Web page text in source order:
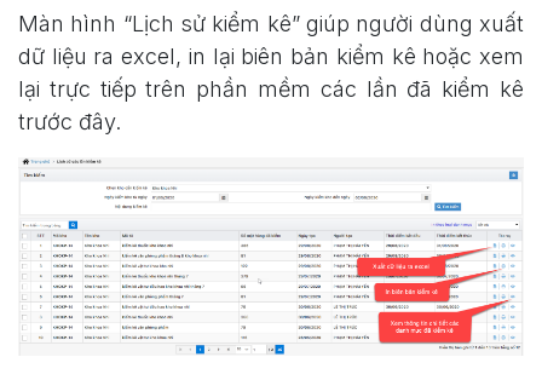
Màn hình “Lịch sử kiểm kê” giúp người dùng xuất
dữ liệu ra excel, in lại biên bản kiểm kê hoặc xem
lại trực tiếp trên phần mềm các lần đã kiểm kê
trước đây.